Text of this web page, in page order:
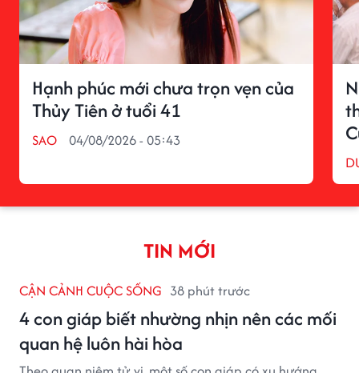
Hạnh phúc mới chưa trọn vẹn của
Thủy Tiên ở tuổi 41
SAO 04/08/2026 - 05:43
TIN MỚI
CẬN CẢNH CUỘC SỐNG 38 phút trước
4 con giáp biết nhường nhịn nên các mối
quan hệ luôn hài hòa